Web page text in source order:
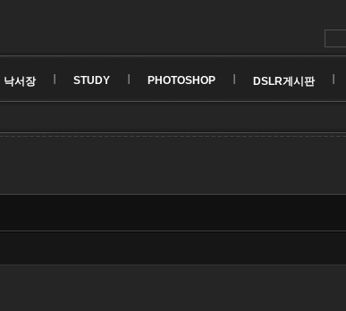
낙서장 STUDY PHOTOSHOP DSLR게시판